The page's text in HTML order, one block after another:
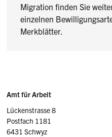
Migration finden Sie
einzelnen
Merkblätter.
Sidebar
Adresse
Amt für Arbeit
Lückenstrasse 8
Postfach 1181
6431 Schwyz